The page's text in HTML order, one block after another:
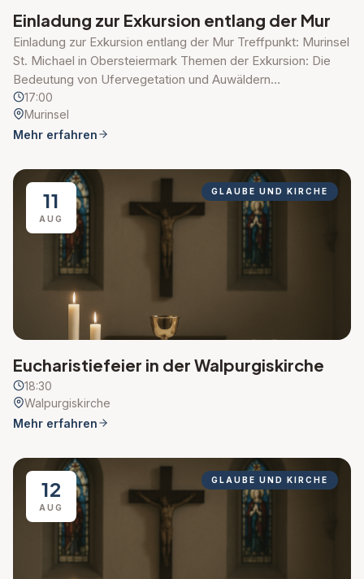
Einladung zur Exkursion entlang der Mur
Einladung zur Exkursion entlang der Mur Treffpunkt: Murinsel
St. Michael in Obersteiermark Themen der Exkursion: Die
Bedeutung von Ufervegetation und Auwäldern…
17:00
Murinsel
Mehr erfahren
11
AUG
GLAUBE UND KIRCHE
Eucharistiefeier in der Walpurgiskirche
18:30
Walpurgiskirche
Mehr erfahren
12
AUG
GLAUBE UND KIRCHE